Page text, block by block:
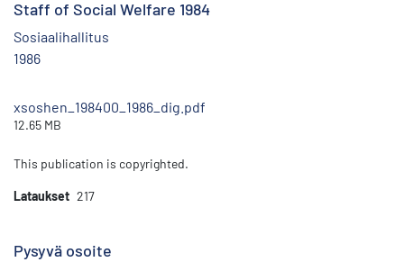
Staff of Social Welfare 1984
Sosiaalihallitus
1986
xsoshen_198400_1986_dig.pdf
12.65 MB
This publication is copyrighted.
Lataukset 217
Pysyvä osoite